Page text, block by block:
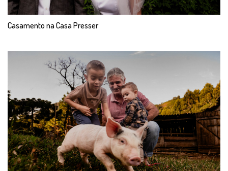
Casamento na Casa Presser